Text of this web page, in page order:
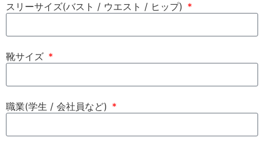
スリーサイズ(バスト / ウエスト / ヒップ)
靴サイズ
職業(学生 / 会社員など)